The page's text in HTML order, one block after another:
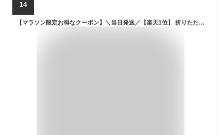
14
【マラソン限定お得なクーポン】＼当日発送／【楽天1位】 折りたたみ ボストンバッグ 大容量 超軽量 レディース メンズ トートバッグ トラベルバッグ 旅行かばん シンプル おしゃれ コンパクト 撥水 キャリーオン 小さめ 修学旅行 ゴルフ スポーツバッグ ジム 旅行バッグ